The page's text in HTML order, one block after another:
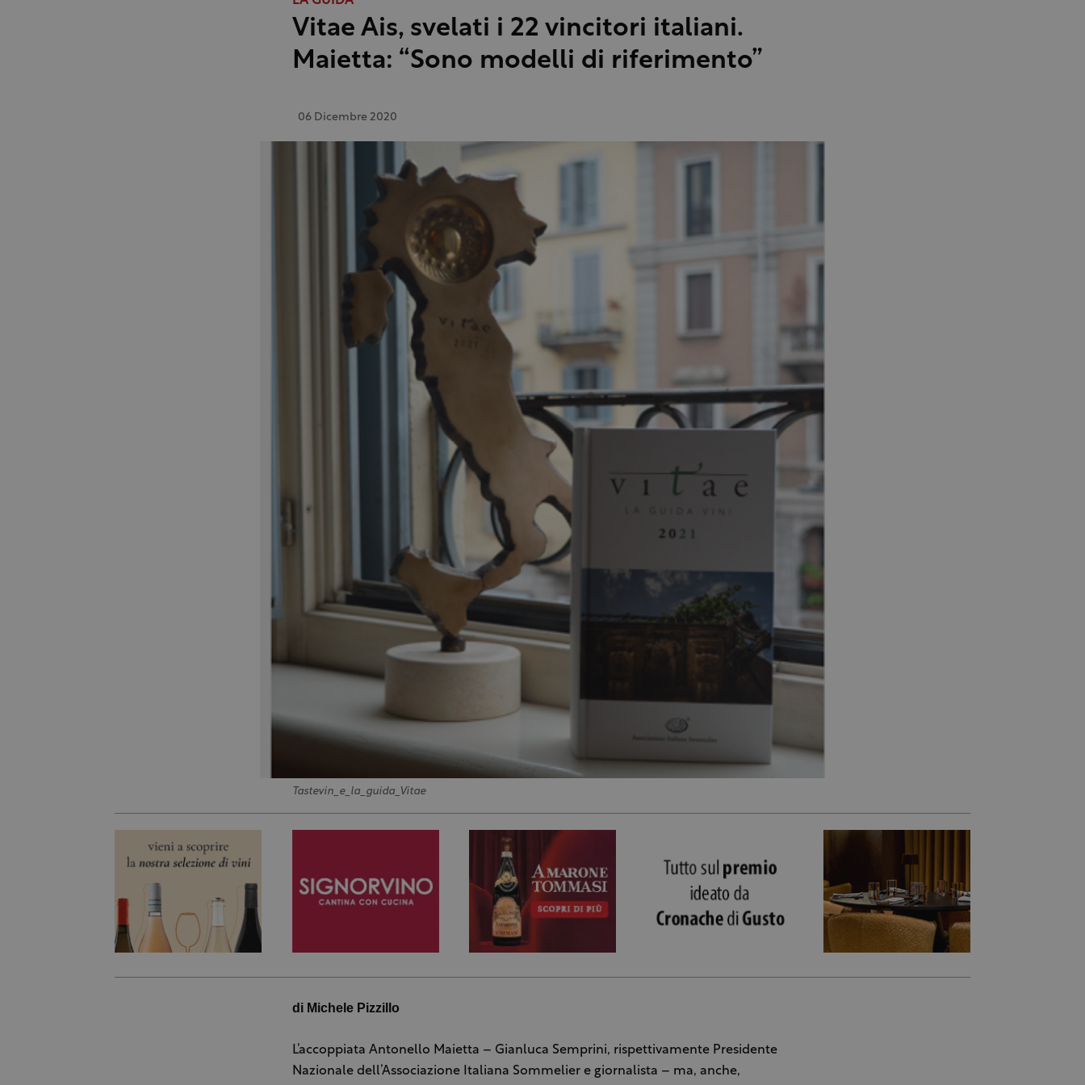
Vitae Ais, svelati i 22 vincitori italiani.
Maietta: “Sono modelli di riferimento”
06 Dicembre 2020
Tastevin_e_la_guida_Vitae
di Michele Pizzillo
L’accoppiata Antonello Maietta – Gianluca Semprini, rispettivamente Presidente
Nazionale dell’Associazione Italiana Sommelier e giornalista – ma, anche,